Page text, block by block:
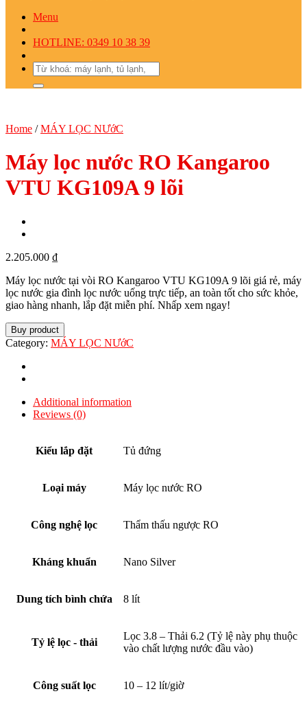
Menu
HOTLINE: 0349 10 38 39
Search
for:
Home / MÁY LỌC NƯớC
Máy lọc nước RO Kangaroo
VTU KG109A 9 lõi
2.205.000 ₫
Máy lọc nước tại vòi RO Kangaroo VTU KG109A 9 lõi giá rẻ, máy
lọc nước gia đình lọc nước uống trực tiếp, an toàn tốt cho sức khỏe,
giao hàng nhanh, lắp đặt miễn phí. Nhấp xem ngay!
Buy product
Category: MÁY LỌC NƯớC
Additional information
Reviews (0)
Kiểu lắp đặt Tủ đứng
Loại máy Máy lọc nước RO
Công nghệ lọc Thẩm thấu ngược RO
Kháng khuẩn Nano Silver
Dung tích bình chứa 8 lít
Tỷ lệ lọc - thải
Lọc 3.8 – Thải 6.2 (Tỷ lệ này phụ thuộc
vào chất lượng nước đầu vào)
Công suất lọc 10 – 12 lít/giờ